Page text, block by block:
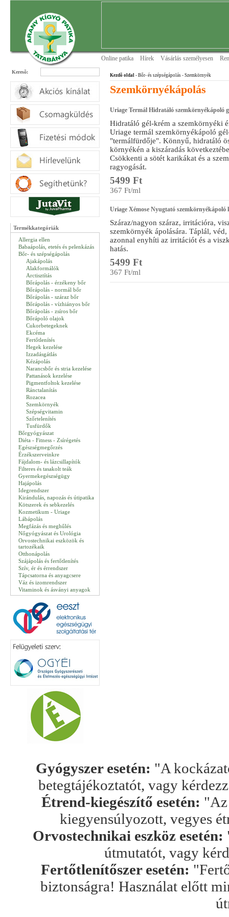
Online patika Hírek Vásárlás személyesen
Keresõ:
Termékkategóriák
Allergia ellen
Babaápolás, etetés és pelenkázás
Bőr- és szépségápolás
Ajakápolás
Alakformálók
Arctisztítás
Bőrápolás - érzékeny bőr
Bőrápolás - normál bőr
Bőrápolás - száraz bőr
Bőrápolás - vízhiányos bőr
Bőrápolás - zsíros bőr
Bőrápoló olajok
Cukorbetegeknek
Ekcéma
Fertőtlenítés
Hegek kezelése
Izzadásgátlás
Kézápolás
Narancsbőr és stria kezelése
Pattanások kezelése
Pigmentfoltok kezelése
Ránctalanítás
Rozacea
Szemkörnyék
Szépségvitamin
Szőrtelenítés
Tusfürdők
Bőrgyógyászat
Diéta - Fitness - Zsírégetés
Egészségmegőrzés
Érzékszerveinkre
Fájdalom- és lázcsillapítók
Filteres és tasakolt teák
Gyermekegészségügy
Hajápolás
Idegrendszer
Kirándulás, napozás és útipatika
Kötszerek és sebkezelés
Kozmetikum - Uriage
Lábápolás
Megfázás és meghűlés
Nőgyógyászat és Urológia
Orvostechnikai eszközök és
tartozékaik
Otthonápolás
Szájápolás és fertőtlenítés
Szív, ér és érrendszer
Tápcsatorna és anyagcsere
Váz és izomrendszer
Vitaminok és ásványi anyagok
Kezdõ oldal - Bőr- és szépségápolás - Szemkörnyék
Szemkörnyékápolás
Uriage Termál Hidratáló szemkörnyékápoló
Hidratáló gél-krém a szemkörnyéki
Uriage termál szemkörnyékápoló
"termálfürdője". Könnyű, hidratáló
környékén a kiszáradás
Csökkenti a sötét karikákat és a
ragyogását.
5499 Ft
367 Ft/ml
Uriage Xémose Nyugtató szemkörnyékápoló
Száraz/nagyon száraz, irritációra,
szemkörnyék ápolására. Táplál,
azonnal enyhíti az irritációt és a
hatás.
5499 Ft
367 Ft/ml
Gyógyszer esetén: "A
betegtájékoztatót, vagy
Étrend-kiegészítő esetén: "Az
kiegyensúlyozott, vegyes
Orvostechnikai eszköz esetén:
útmutatót, vagy
Fertőtlenítőszer esetén:
biztonságra! Használat előtt